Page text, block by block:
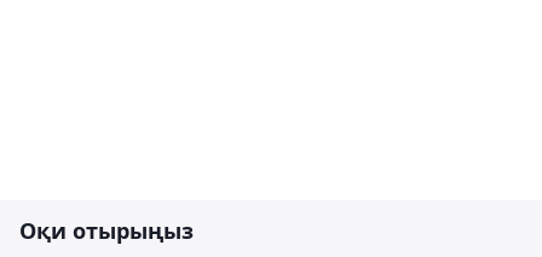
Оқи отырыңыз